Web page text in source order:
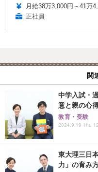
月給38万3,000円～41万
正社員
関
中学入試・
意と親の心得
教育・受験
2024.9.19 Thu
東大理三日
力」の育み